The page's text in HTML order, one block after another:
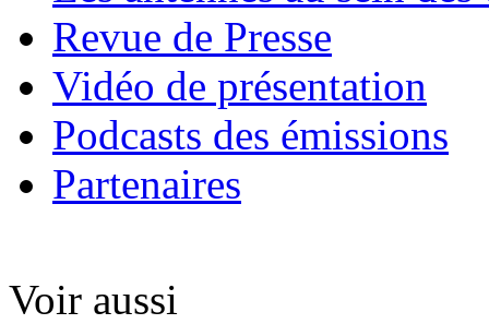
Revue de Presse
Vidéo de présentation
Podcasts des émissions
Partenaires
Voir aussi